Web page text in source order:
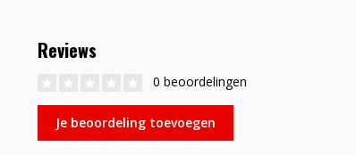
Reviews
0 beoordelingen
Je beoordeling toevoegen